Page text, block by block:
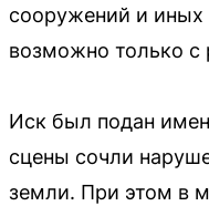
сооружений и
возможно только с
Иск был подан
сцены сочли
земли. При этом в